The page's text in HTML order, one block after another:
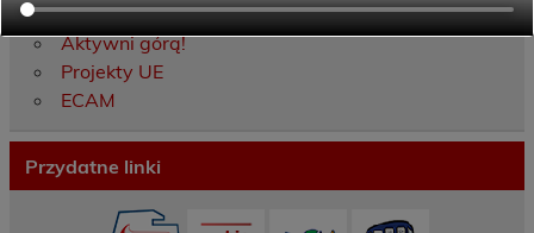
Rekrutacja
Aktywni górą!
Projekty UE
ECAM
Przydatne linki